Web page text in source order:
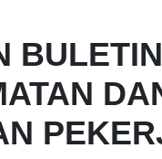
BULETIN